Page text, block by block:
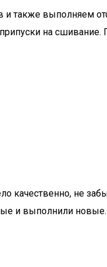
также выполняем
на
качественно, не
и выполнили новые.